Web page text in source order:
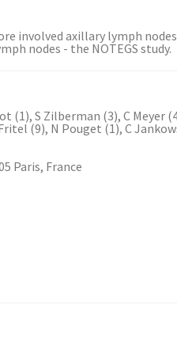
involved axillary lymph
nodes - the NOTEGS study.
(1), S Zilberman (3), C Meyer
(9), N Pouget (1), C
Paris, France